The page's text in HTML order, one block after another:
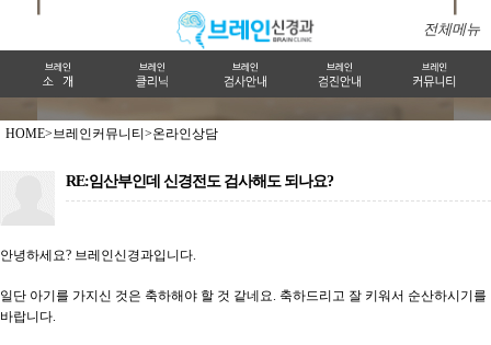
전체메뉴
HOME>브레인커뮤니티>온라인상담
RE:임산부인데 신경전도 검사해도 되나요?
안녕하세요? 브레인신경과입니다.
일단 아기를 가지신 것은 축하해야 할 것 같네요. 축하드리고 잘 키워서 순산하시기를
바랍니다.